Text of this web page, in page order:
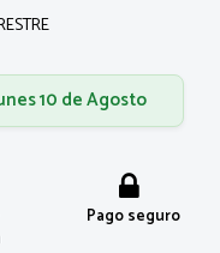
10 de Agosto
Pago seguro